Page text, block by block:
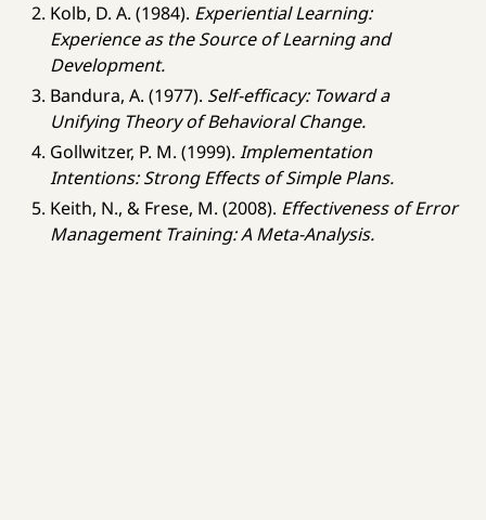
Kolb, D. A. (1984). Experiential Learning:
Experience as the Source of Learning and
Development.
Bandura, A. (1977). Self-efficacy: Toward a
Unifying Theory of Behavioral Change.
Gollwitzer, P. M. (1999).Implementation
Intentions: Strong Effects of Simple Plans.
Keith, N., & Frese, M. (2008). Effectiveness of Error
Management Training: A Meta-Analysis.